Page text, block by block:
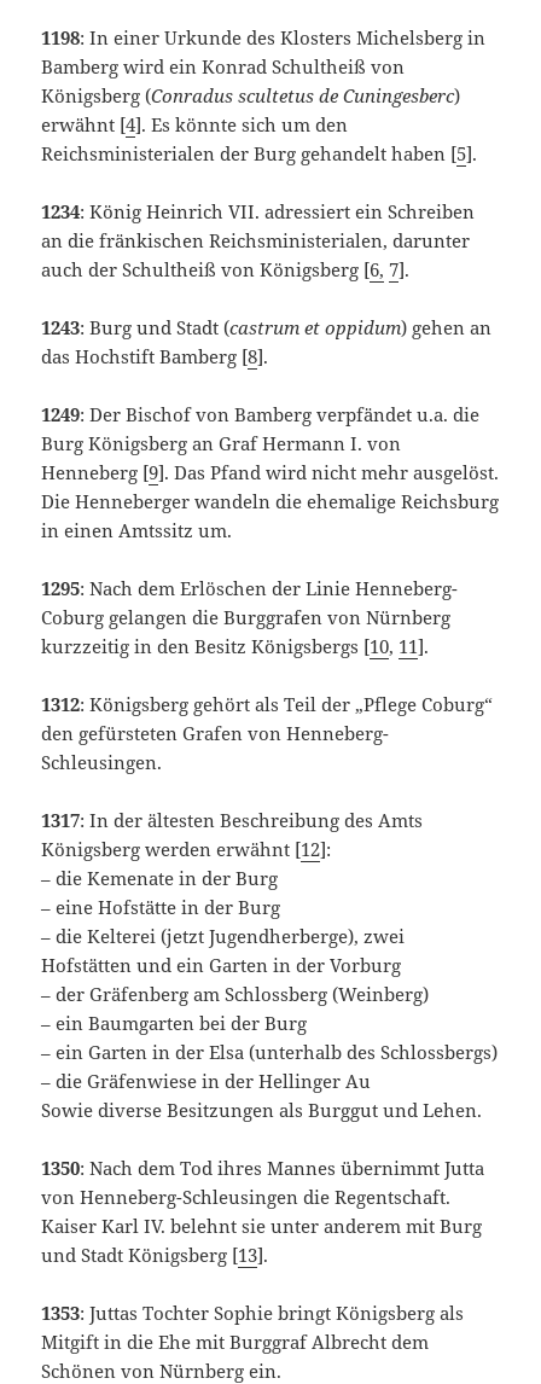
1198: In einer Urkunde des Klosters Michelsberg in
Bamberg wird ein Konrad Schultheiß von
Königsberg (Conradus scultetus de Cuningesberc)
erwähnt [4]. Es könnte sich um den
Reichsministerialen der Burg gehandelt haben [5].
1234: König Heinrich VII. adressiert ein Schreiben
an die fränkischen Reichsministerialen, darunter
auch der Schultheiß von Königsberg [6, 7].
1243: Burg und Stadt (castrum et oppidum) gehen an
das Hochstift Bamberg [8].
1249: Der Bischof von Bamberg verpfändet u.a. die
Burg Königsberg an Graf Hermann I. von
Henneberg [9]. Das Pfand wird nicht mehr ausgelöst.
Die Henneberger wandeln die ehemalige Reichsburg
in einen Amtssitz um.
1295: Nach dem Erlöschen der Linie Henneberg-
Coburg gelangen die Burggrafen von Nürnberg
kurzzeitig in den Besitz Königsbergs [10, 11].
1312: Königsberg gehört als Teil der „Pflege Coburg“
den gefürsteten Grafen von Henneberg-
Schleusingen.
1317: In der ältesten Beschreibung des Amts
Königsberg werden erwähnt [12]:
– die Kemenate in der Burg
– eine Hofstätte in der Burg
– die Kelterei (jetzt Jugendherberge), zwei
Hofstätten und ein Garten in der Vorburg
– der Gräfenberg am Schlossberg (Weinberg)
– ein Baumgarten bei der Burg
– ein Garten in der Elsa (unterhalb des Schlossbergs)
– die Gräfenwiese in der Hellinger Au
Sowie diverse Besitzungen als Burggut und Lehen.
1350: Nach dem Tod ihres Mannes übernimmt Jutta
von Henneberg-Schleusingen die Regentschaft.
Kaiser Karl IV. belehnt sie unter anderem mit Burg
und Stadt Königsberg [13].
1353: Juttas Tochter Sophie bringt Königsberg als
Mitgift in die Ehe mit Burggraf Albrecht dem
Schönen von Nürnberg ein.